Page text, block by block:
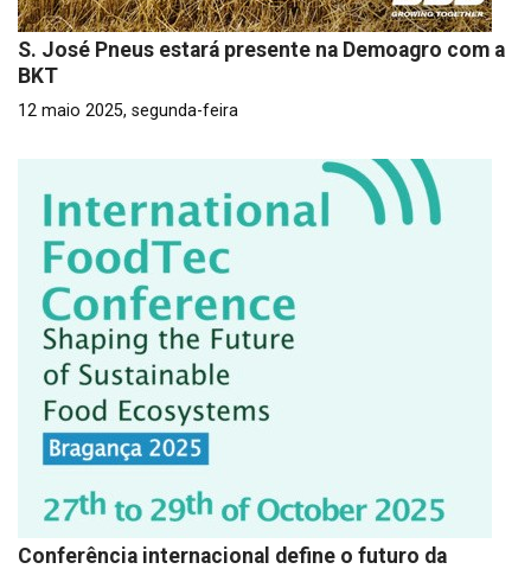
S. José Pneus estará presente na Demoagro com a
BKT
12 maio 2025, segunda-feira
Conferência internacional define o futuro da